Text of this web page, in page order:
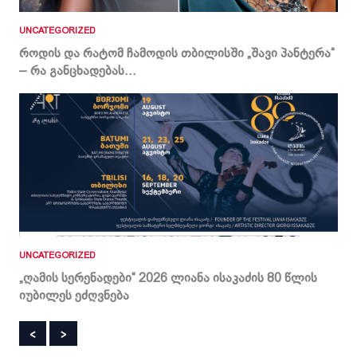
UNCATEGORIZED
როდის და რატომ ჩამოდის თბილისში „შავი პანტერა“
– რა განცხადებას...
UNCATEGORIZED
„ღამის სერენადები“ 2026 ლიანა ისაკაძის 80 წლის
იუბილეს ეძღვნება
< >